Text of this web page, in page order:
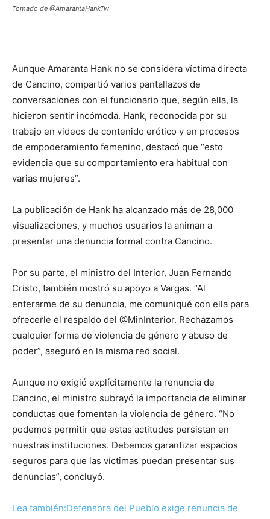
Tomado de @AmarantaHankTw
Aunque Amaranta Hank no se considera víctima directa
de Cancino, compartió varios pantallazos de
conversaciones con el funcionario que, según ella, la
hicieron sentir incómoda. Hank, reconocida por su
trabajo en videos de contenido erótico y en procesos
de empoderamiento femenino, destacó que “esto
evidencia que su comportamiento era habitual con
varias mujeres”.
La publicación de Hank ha alcanzado más de 28,000
visualizaciones, y muchos usuarios la animan a
presentar una denuncia formal contra Cancino.
Por su parte, el ministro del Interior, Juan Fernando
Cristo, también mostró su apoyo a Vargas. “Al
enterarme de su denuncia, me comuniqué con ella para
ofrecerle el respaldo del @MinInterior. Rechazamos
cualquier forma de violencia de género y abuso de
poder”, aseguró en la misma red social.
Aunque no exigió explícitamente la renuncia de
Cancino, el ministro subrayó la importancia de eliminar
conductas que fomentan la violencia de género. “No
podemos permitir que estas actitudes persistan en
nuestras instituciones. Debemos garantizar espacios
seguros para que las víctimas puedan presentar sus
denuncias”, concluyó.
Lea también:Defensora del Pueblo exige renuncia de